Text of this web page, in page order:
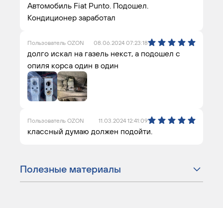
Автомобиль Fiat Punto. Подошел.
Кондиционер заработал
Пользователь OZON 08.06.2024 07:23:18
долго искал на газель некст, а подошел с
опиля корса один в один
Пользователь OZON 11.03.2024 12:41:09
классный думаю должен подойти.
Полезные материалы